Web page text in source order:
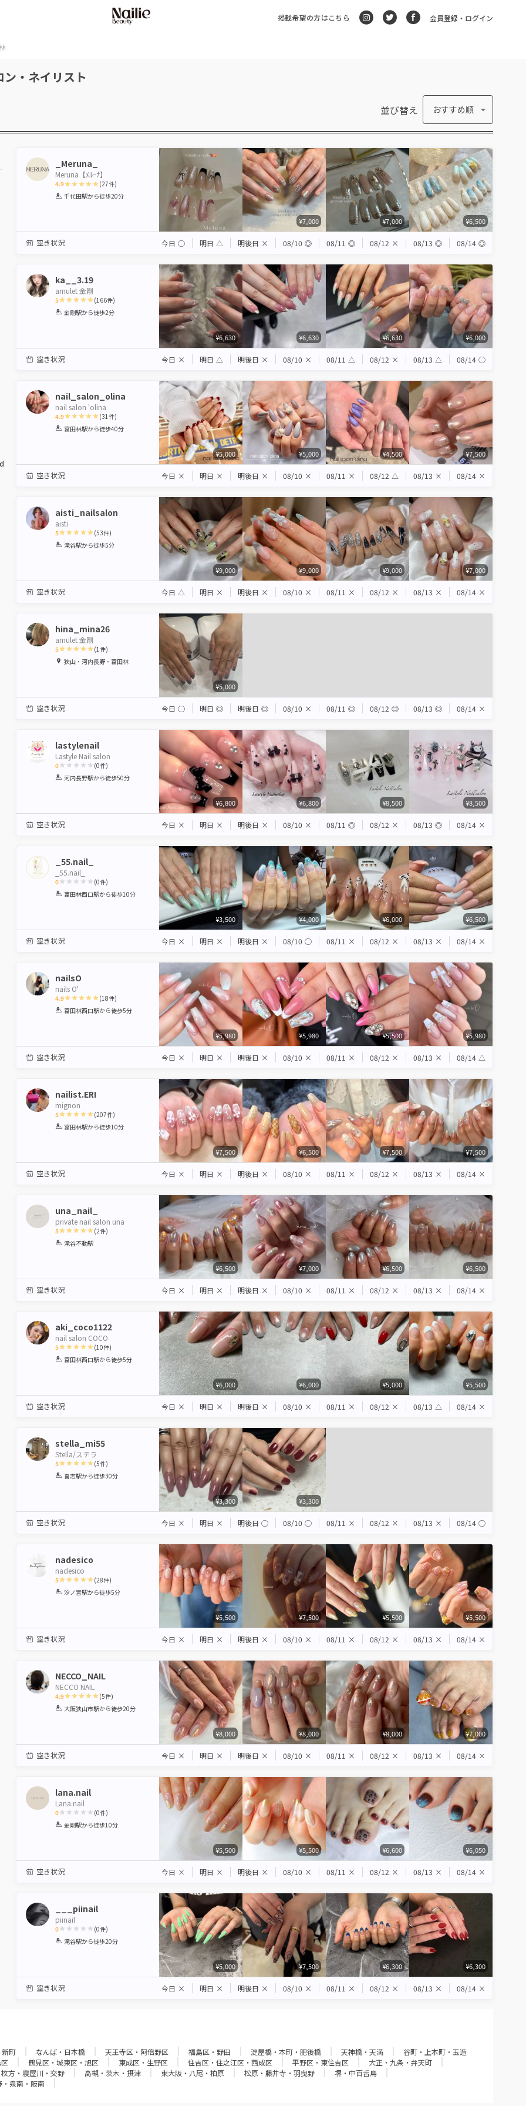
掲載希望の方はこちら 会員登録・ログイン
・ネイリスト
並び替え おすすめ順
_Meruna_
Meruna【ﾒﾙｰﾅ】
4.9
1 2 3 4 5
(27件)
千代田駅から徒歩20分
¥7,000 ¥7,000 ¥6,500
空き状況 今日 ◯ 明日 △ 明後日 × 08/10 ◎ 08/11 ◎ 08/12 × 08/13 ◎ 08/14 ◎
ka__3.19
amulet 金剛
5
1 2 3 4 5
(166件)
金剛駅から徒歩2分
¥6,630 ¥6,630 ¥6,630 ¥6,000
空き状況 今日 × 明日 △ 明後日 × 08/10 × 08/11 △ 08/12 × 08/13 △ 08/14 ◯
nail_salon_olina
nail salon 'olina
4.9
1 2 3 4 5
(31 件)
富田林駅から徒歩40分
¥5,000 ¥5,000 ¥4,500 ¥7,500
空き状況 今日 × 明日 × 明後日 × 08/10 × 08/11 × 08/12 △ 08/13 × 08/14 ×
aisti_nailsalon
aisti
5
1 2 3 4 5
(53件)
滝谷駅から徒歩5分
¥9,000 ¥9,000 ¥9,000 ¥7,000
空き状況 今日 △ 明日 × 明後日 × 08/10 × 08/11 × 08/12 × 08/13 × 08/14 ×
hina_mina26
amulet 金剛
5
1 2 3 4 5
(1 件)
狭山・河内長野・富田林
¥5,000
空き状況 今日 ◯ 明日 ◎ 明後日 ◎ 08/10 × 08/11 ◎ 08/12 ◎ 08/13 ◎ 08/14 ×
lastylenail
Lastyle Nail salon
0
1 2 3 4 5
(0件)
河内長野駅から徒歩50分
¥6,800 ¥6,800 ¥8,500 ¥8,500
空き状況 今日 × 明日 × 明後日 × 08/10 × 08/11 ◎ 08/12 × 08/13 ◎ 08/14 ×
_55.nail_
_55.nail_
0
1 2 3 4 5
(0件)
富田林西口駅から徒歩10分
¥3,500 ¥4,000 ¥6,000 ¥6,500
空き状況 今日 × 明日 × 明後日 × 08/10 ◯ 08/11 × 08/12 × 08/13 × 08/14 ×
nailsO
nails O'
4.9
1 2 3 4 5
(18件)
富田林西口駅から徒歩5分
¥5,980 ¥5,980 ¥5,500 ¥5,980
空き状況 今日 × 明日 × 明後日 × 08/10 × 08/11 × 08/12 × 08/13 × 08/14 △
nailist.ERI
mignon
5
1 2 3 4 5
(207件)
富田林駅から徒歩10分
¥7,500 ¥6,500 ¥7,500 ¥7,500
空き状況 今日 × 明日 × 明後日 × 08/10 × 08/11 × 08/12 × 08/13 × 08/14 ×
una_nail_
private nail salon una
5
1 2 3 4 5
(2件)
滝谷不動駅
¥6,500 ¥7,000 ¥6,500 ¥6,500
空き状況 今日 × 明日 × 明後日 × 08/10 × 08/11 × 08/12 × 08/13 × 08/14 ×
aki_coco1122
nail salon COCO
5
1 2 3 4 5
(10件)
富田林西口駅から徒歩5分
¥6,000 ¥6,000 ¥5,000 ¥5,500
空き状況 今日 × 明日 × 明後日 × 08/10 × 08/11 × 08/12 × 08/13 △ 08/14 ×
stella_mi55
Stella/ステラ
5
1 2 3 4 5
(5件)
喜志駅から徒歩30分
¥3,300 ¥3,300
空き状況 今日 × 明日 × 明後日 ◯ 08/10 ◯ 08/11 × 08/12 × 08/13 × 08/14 ◯
nadesico
nadesico
5
1 2 3 4 5
(28件)
汐ノ宮駅から徒歩5分
¥5,500 ¥7,500 ¥5,500 ¥5,500
空き状況 今日 × 明日 × 明後日 × 08/10 × 08/11 × 08/12 × 08/13 × 08/14 ×
NECCO_NAIL
NECCO NAIL
4.9
1 2 3 4 5
(5件)
大阪狭山市駅から徒歩20分
¥8,000 ¥8,000 ¥8,000 ¥7,000
空き状況 今日 × 明日 × 明後日 × 08/10 × 08/11 × 08/12 × 08/13 × 08/14 ×
lana.nail
Lana.nail
0
1 2 3 4 5
(0件)
金剛駅から徒歩10分
¥5,500 ¥5,500 ¥6,600 ¥6,050
空き状況 今日 × 明日 × 明後日 × 08/10 × 08/11 × 08/12 × 08/13 × 08/14 ×
___piinail
piinail
0
1 2 3 4 5
(0件)
滝谷駅から徒歩20分
¥5,000 ¥7,500 ¥6,300 ¥6,300
空き状況 今日 × 明日 × 明後日 × 08/10 × 08/11 × 08/12 × 08/13 × 08/14 ×
新町 なんば・日本橋 天王寺区・阿倍野区 福島区・野田 淀屋橋・本町・肥後橋 天神橋・天満
谷町・上本町・玉造
鶴見区・城東区・旭区 東成区・生野区 住吉区・住之江区・西成区 平野区・東住吉区
大正・九条・弁天町
枚方・寝屋川・交野 高槻・茨木・摂津 東大阪・八尾・柏原 松原・藤井寺・羽曳野
堺・中百舌鳥
・泉南・阪南